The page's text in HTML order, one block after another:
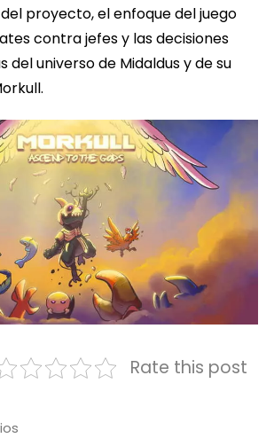
proyecto, el enfoque del juego
contra jefes y las decisiones
del universo de Midaldus y de su
Rate this post